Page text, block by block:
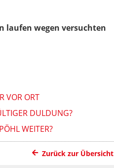
laufen wegen versuchten
VOR ORT
DULDUNG?
WEITER?
Zurück zur Übersicht